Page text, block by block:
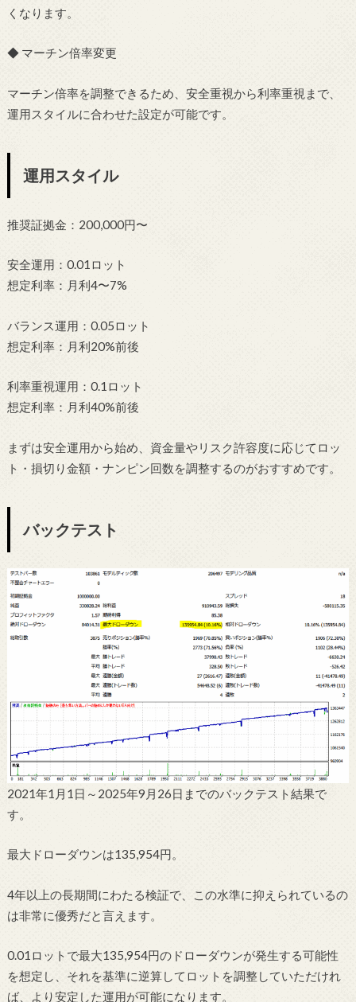
くなります。
◆ マーチン倍率変更
マーチン倍率を調整できるため、安全重視から利率重視まで、
運用スタイルに合わせた設定が可能です。
運用スタイル
推奨証拠金：200,000円〜
安全運用：0.01ロット
想定利率：月利4〜7%
バランス運用：0.05ロット
想定利率：月利20%前後
利率重視運用：0.1ロット
想定利率：月利40%前後
まずは安全運用から始め、資金量やリスク許容度に応じてロッ
ト・損切り金額・ナンピン回数を調整するのがおすすめです。
バックテスト
2021年1月1日～2025年9月26日までのバックテスト結果で
す。
最大ドローダウンは135,954円。
4年以上の長期間にわたる検証で、この水準に抑えられているの
は非常に優秀だと言えます。
0.01ロットで最大135,954円のドローダウンが発生する可能性
を想定し、それを基準に逆算してロットを調整していただけれ
ば、より安定した運用が可能になります。